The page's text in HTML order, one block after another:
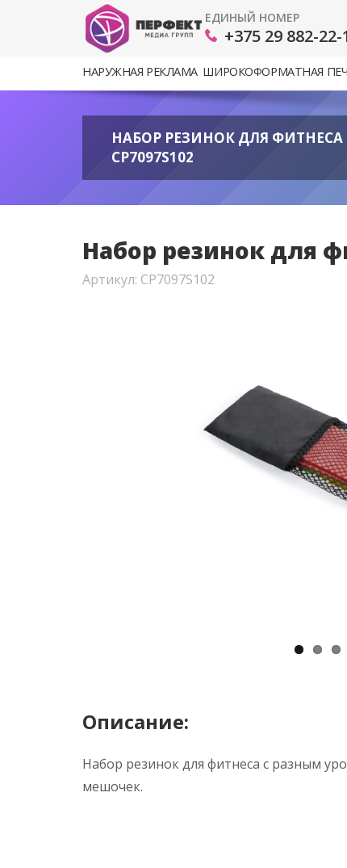
ЕДИНЫЙ НОМЕР
+375 29 882-22-
НАРУЖНАЯ РЕКЛАМА ШИРОКОФОРМАТНАЯ
НАБОР РЕЗИНОК ДЛЯ ФИТНЕСА
CP7097S102
Набор резинок для
Артикул: CP7097S102
Описание:
Набор резинок для фитнеса с разным
мешочек.